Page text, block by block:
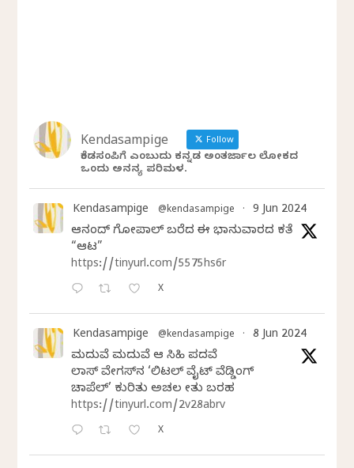
Kendasampige Follow
ಕೆಂಡಸಂಪಿಗೆ ಎಂಬುದು ಕನ್ನಡ ಅಂತರ್ಜಾಲ ಲೋಕದ
ಒಂದು ಅನನ್ಯ ಪರಿಮಳ.
Kendasampige @kendasampige · 9 Jun 2024
ಆನಂದ್‌ ಗೋಪಾಲ್‌ ಬರೆದ ಈ ಭಾನುವಾರದ ಕತೆ
“ಆಟ”
https://tinyurl.com/5575hs6r
X
Kendasampige @kendasampige · 8 Jun 2024
ಮದುವೆ ಮದುವೆ ಆ ಸಿಹಿ ಪದವೆ
ಲಾಸ್‌ ವೇಗಸ್‌ನ ‘ಲಿಟಲ್ ವೈಟ್ ವೆಡ್ಡಿಂಗ್
ಚಾಪೆಲ್’ ಕುರಿತು ಅಚಲ ಸೇತು ಬರಹ
https://tinyurl.com/2v28abrv
X